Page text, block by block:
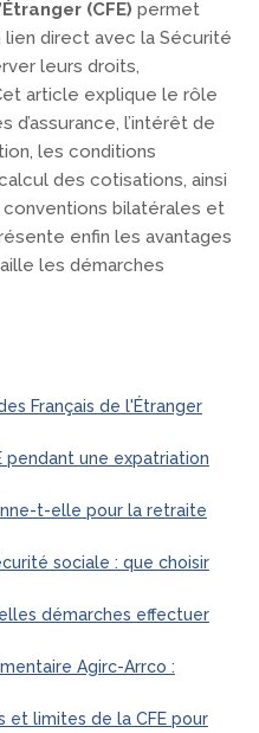
(CFE)permet
lien direct avec la Sécurité
leurs droits,
article explique le rôle
d’assurance, l’intérêt de
les conditions
des cotisations, ainsi
bilatérales et
enfin les avantages
les démarches
Français de l'Étranger
pendant une expatriation
t-elle pour la retraite
sociale : que choisir
démarches effectuer
Agirc-Arrco :
et limites de la CFE pour